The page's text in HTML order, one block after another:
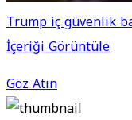
Trump iç güvenlik
İçeriği Görüntüle
Göz Atın